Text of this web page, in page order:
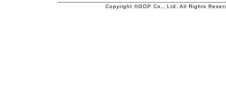
Copyright ©GOP Co., Ltd. All Rights